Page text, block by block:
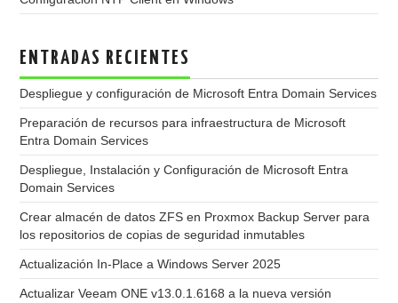
ENTRADAS RECIENTES
Despliegue y configuración de Microsoft Entra Domain Services
Preparación de recursos para infraestructura de Microsoft
Entra Domain Services
Despliegue, Instalación y Configuración de Microsoft Entra
Domain Services
Crear almacén de datos ZFS en Proxmox Backup Server para
los repositorios de copias de seguridad inmutables
Actualización In-Place a Windows Server 2025
Actualizar Veeam ONE v13.0.1.6168 a la nueva versión